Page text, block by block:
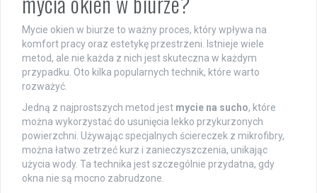
Mycie okien w biurze to ważny proces, który wpływa na
komfort pracy oraz estetykę przestrzeni. Istnieje wiele
metod, ale nie każda z nich jest skuteczna w każdym
przypadku. Oto kilka popularnych technik, które warto
rozważyć.
Jedną z najprostszych metod jest mycie na sucho, które
można wykorzystać do usunięcia lekko przykurzonych
powierzchni. Używając specjalnych ściereczek z mikrofibry,
można łatwo zetrzeć kurz i zanieczyszczenia, unikając
użycia wody. Ta technika jest szczególnie przydatna, gdy
okna nie są mocno zabrudzone.